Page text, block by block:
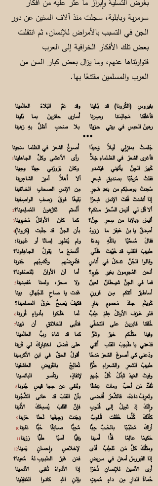
سومرية وبابلية، سجلت منذ آلاف السنين عن دور
الجن في التسبب بالأمراض للإنسان، ثم انتقلت
بعض تلك الأفكار الخرافية إلى العرب
فتوارثناها عنهم، وما يزال بعض كبار السن من
العرب والمسلمين مقتنعًا بها.
بفيروسِ (الكُرونا) قـد بُــلينا وقد عَمَّ البَلاءُ العالَمينا
فأغلَقنا مَجالِسَنا وصِرنا أَسارى حائرينَ بمـا بُليـنا
رهينُ الحبسِ في بيتي حــزينًا بلا صَحبٍ أظلُّ بهِ رَهـينا
***
جَلستُ بمنزِلِي لَيـلاً وَحيدًا أَصوغُ الشعرَ في الظلما سـَجينا
فأغرى الشعرُ في الظــلماءِ خِلاًّ رأى الأعشى وكلَّ الجـاهلينا1
كَبيرَ الجِنِّ يأتيني فيَشــدو وكانَ يَزورُني حِينًا وحِـينا
فقلتُ مُرحِّبًا بصَـديقِ شِــعرٍ ألا أَهلاً أميرَ الشاعِرينا
سُعِدتُ بوصلِكم من بـَعدِ هَــجرٍ مِن الإنسِ الصحابِ الخــائفينا
إذا أنشدتَ فُقتَ الإنسَ شِـعرًا بَليغًا فوقَ وَصفِ الواصِــفينا
ألا قُل لي أليسَ السِّحرُ مــنكم؟ أَلَستم تَكرُهونَ المُسلِـمينا؟2
أليسَ وَباؤُنا من سِحرِ جِنٍّ؟ كما كانَ الأوائلُ مُخــبِرينا3
أصِدقٌ يا بنَ عَبقرَ ما رَوَوهُ بأن الجنَّ قد جلَبت (كرونا)4
فقالَ مُسمِّيًا باللّهِ بِــدءًا ولم يُظهِر لِسـانًا أو عُـيـونا:
طبيبَ القلبِ قـد خَيّبتَ ظَنّي أَتَسمَعُ ما يَقولُ الجـاهِلونا؟
وقالوا الجِّنُّ تدخلُ في أُناسٍ فتُمرِضُهم وتُكسِبُهم جُنونا
أنحن المُجرِمونَ بغيرِ جُرمٍ؟ أما آنَ الأوانُ لِتَنصُـفونا؟
فما في الجِنِّ شيــــطانٌ لعينٌ ولا سحرٌ، ولسنا مُفسِدينا5
أساطيرٌ أتتكم مِــن قرونٍ غَدت يا صاحِ للجُهالِ دِينا
كَويتُم جــلدَ مَحمومٍ بنارٍ فكيفَ يَصِحُّ حَرقُ المسلمينا؟
فـلو عَــرَف الأوئلُ عِلمَ طِبٍّ لَما هَلَــكوا بأدواءٍ قُرونا6
خُلقنا قادِريـنَ على التخــفّي فنأبى للخلائقِ أن نَبينا7
وفينا مثلُــكم خيرٌ وشَرٌّ كما قد شاءَ ربُّ العالَمينا
فدَعني يا طَبــيبَ القَلبِ أُثني على فَضلِ اختيارِكَ لي قَرينا
ودَعني كي أَصـوغَ الشعرَ مَدحًا أقولُ الحقَّ في ابنِ الأكرمـينا
طبيبُ الشعرِ والشـعراءِ طُرًّا تُعالِجُ بالقَريضِ العاشقينا
وفيتَ العَهدَ تَبذُلُ كُلَّ جُــهدٍ لإنقاذٍ، وتأسـو البائسـينا
تُفنِّدُ مَن أحبَّ وماتَ عِشقًا وتَنفي عن حِجا قيسٍ جُنونا8
وتَعرِفُ داءَهُ، فالشِّعرُ أَفــضـى بأنّ القلبَ قد عانى الشُّجُونا
وإنّكَ إذ تَمِيلُ إلـى قُلـوبٍ فإنَّ القَلبَ يُسمِعُكَ الأَنينا
كأنّكَ كُلُّمـا خَفَـقَت قُــلوبٌ وَجَدتَ وَجِـيفَها لَحنًا حَزينا9
أراكَ مُطبِّــبًا بالحُـــبِّ حِـبًّا مُحِبًّا صــادِقًا حُبًّا دَفـينا10
حَكيمًا عالِمًا فَذًّا أَمــينا وَفيًّا آسيًا طَبًّا رَزينا11
ومثلُكَ كلُّ مَـن للطِبِّ أدّى لإخلاصٍ وإحسانٍ يَمـينا12
إذا الفَيروسُ أمعَنَ في مـــريضٍ فمَن غَيرُ الطبــيبِ لهُ مُعينا؟
أَرى الآسينَ للإنسـانِ ذُخرًا إذا الأدواءُ تُــفنِي الآدمـينا
حُماةُ الـدارِ مِن داءٍ مُـميتٍ بإذنِ اللهِ كانــوا المُنقِذينا